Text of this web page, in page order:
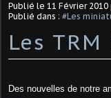
Publié le 11 Février 2010
Publié dans : #Les
Les
Des nouvelles de notre